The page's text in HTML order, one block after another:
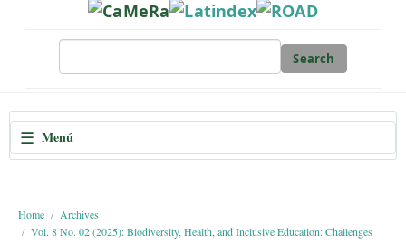
i
o
n
a
i
Search
☰ Menú
Home
Archives
Vol. 8 No. 02 (2025): Biodiversity, Health, and Inclusive Education: Challenges